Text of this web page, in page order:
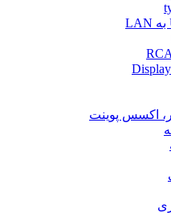
اکسس پوینت